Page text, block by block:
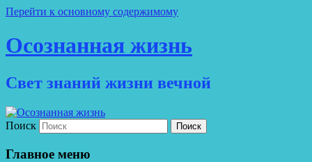
Перейти к основному содержимому
Осознанная жизнь
Свет знаний жизни вечной
Поиск
Главное меню